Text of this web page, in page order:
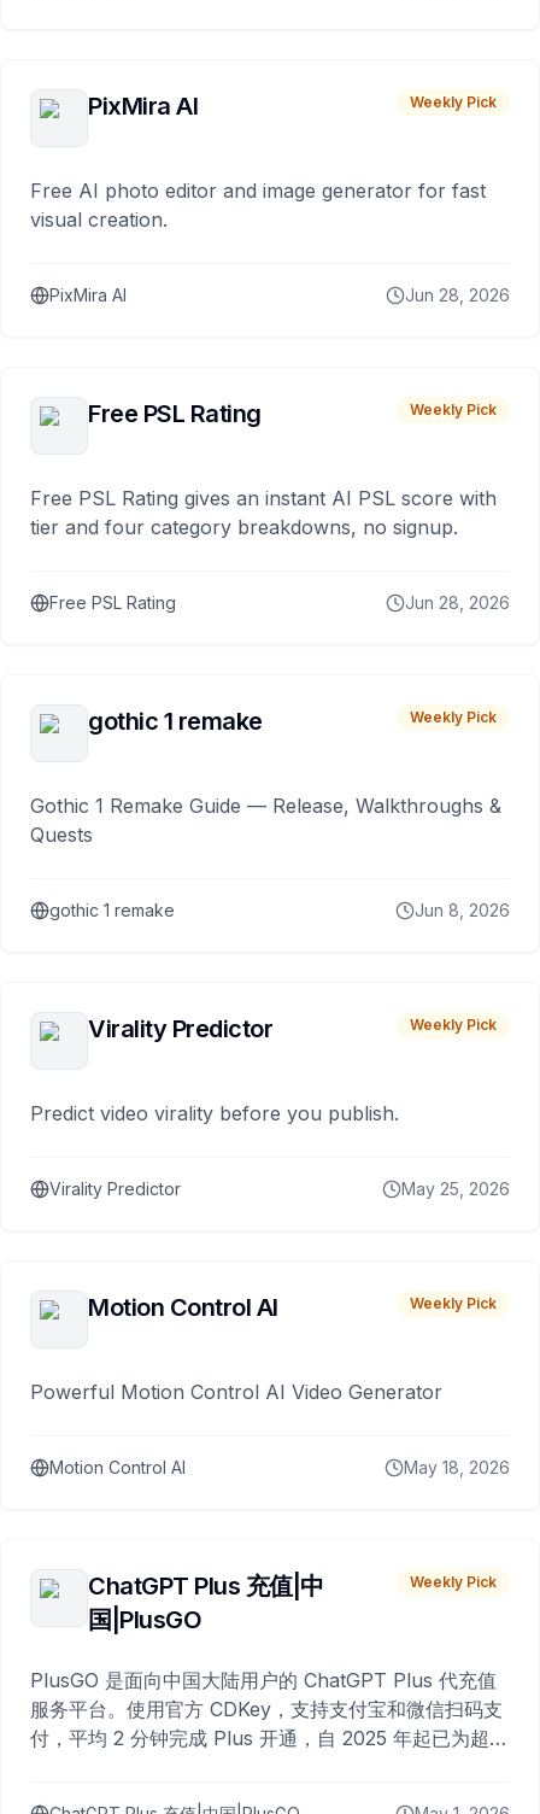
PixMira AI Weekly Pick
Free AI photo editor and image generator for fast
visual creation.
PixMira AI Jun 28, 2026
Free PSL Rating Weekly Pick
Free PSL Rating gives an instant AI PSL score with
tier and four category breakdowns, no signup.
Free PSL Rating Jun 28, 2026
gothic 1 remake Weekly Pick
Gothic 1 Remake Guide — Release, Walkthroughs &
Quests
gothic 1 remake Jun 8, 2026
Virality Predictor Weekly Pick
Predict video virality before you publish.
Virality Predictor May 25, 2026
Motion Control AI Weekly Pick
Powerful Motion Control AI Video Generator
Motion Control AI May 18, 2026
ChatGPT Plus 充值|中
国|PlusGO
Weekly Pick
PlusGO 是面向中国大陆用户的 ChatGPT Plus 代充值
服务平台。使用官方 CDKey，支持支付宝和微信扫码支
付，平均 2 分钟完成 Plus 开通，自 2025 年起已为超过